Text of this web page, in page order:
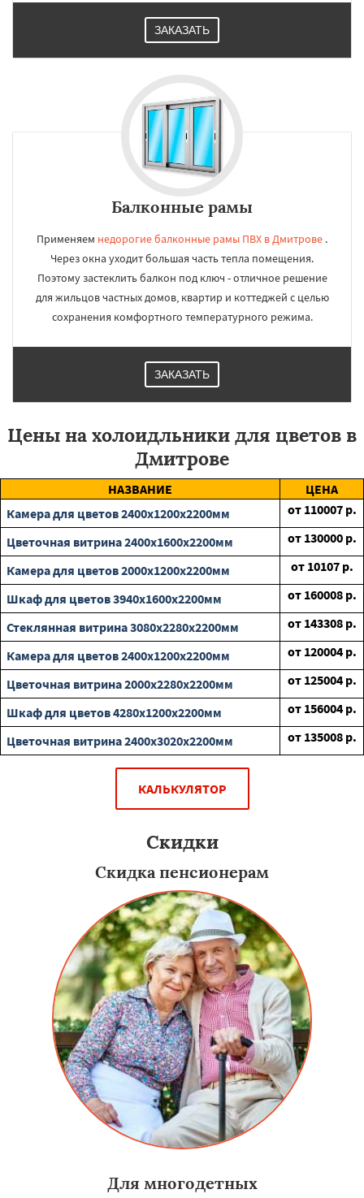
ЗАКАЗАТЬ
Балконные рамы
Применяем недорогие балконные рамы ПВХ в Дмитрове .
Через окна уходит большая часть тепла помещения.
Поэтому застеклить балкон под ключ - отличное решение
для жильцов частных домов, квартир и коттеджей с целью
сохранения комфортного температурного режима.
ЗАКАЗАТЬ
Цены на холоидльники для цветов в
Дмитрове
НАЗВАНИЕ
ЦЕНА
Камера для цветов 2400х1200х2200мм
от 110007 р.
Цветочная витрина 2400х1600х2200мм
от 130000 р.
Камера для цветов 2000х1200х2200мм
от 10107 р.
Шкаф для цветов 3940х1600х2200мм
от 160008 р.
Стеклянная витрина 3080х2280х2200мм
от 143308 р.
Камера для цветов 2400х1200х2200мм
от 120004 р.
Цветочная витрина 2000х2280х2200мм
от 125004 р.
Шкаф для цветов 4280х1200х2200мм
от 156004 р.
Цветочная витрина 2400х3020х2200мм
от 135008 р.
КАЛЬКУЛЯТОР
Скидки
Скидка пенсионерам
Для многодетных